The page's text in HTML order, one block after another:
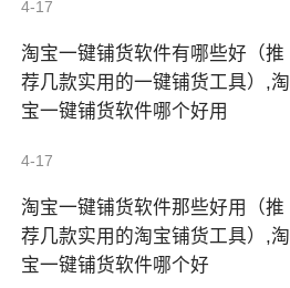
4-17
淘宝一键铺货软件有哪些好（推
荐几款实用的一键铺货工具）,淘
宝一键铺货软件哪个好用
4-17
淘宝一键铺货软件那些好用（推
荐几款实用的淘宝铺货工具）,淘
宝一键铺货软件哪个好